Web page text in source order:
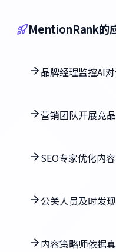
MentionRank的
品牌经理监控AI
营销团队开展竞
SEO专家优化内
公关人员及时发
内容策略师依据